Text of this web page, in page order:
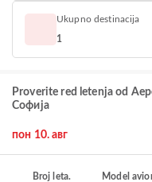
Ukupno destinacija
1
Proverite red letenja od
Софија
пон 10. авг
Broj leta. Model